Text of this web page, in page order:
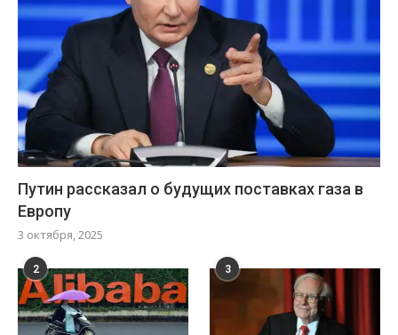
Путин рассказал о будущих поставках газа в
Европу
3 октября, 2025
2 3